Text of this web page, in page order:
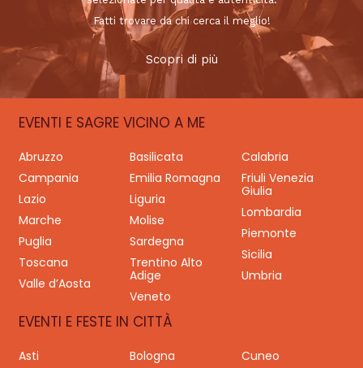
Fatti trovare da chi cerca il meglio!
Scopri di più
EVENTI E SAGRE VICINO A ME
Abruzzo Basilicata
Calabria
Campania
Emilia Romagna
Friuli Venezia
Giulia
Lazio
Liguria
Lombardia
Marche
Molise
Piemonte
Puglia
Sardegna
Sicilia
Toscana
Trentino Alto
Adige
Umbria
Valle d’Aosta
Veneto
EVENTI E FESTE IN CITTÀ
Asti Bologna
Cuneo